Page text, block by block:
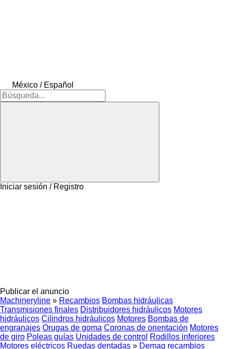
México / Español
Iniciar sesión / Registro
Publicar el anuncio
Machineryline » Recambios Bombas hidráulicas
Transmisiones finales Distribuidores hidráulicos Motores
hidráulicos Cilindros hidráulicos Motores Bombas de
engranajes Orugas de goma Coronas de orientación Motores
de giro Poleas guías Unidades de control Rodillos inferiores
Motores eléctricos Ruedas dentadas » Demag recambios